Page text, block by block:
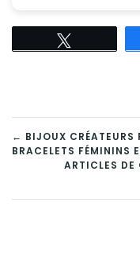
← BIJOUX CRÉATEURS
BRACELETS FÉMININS
ARTICLES DE